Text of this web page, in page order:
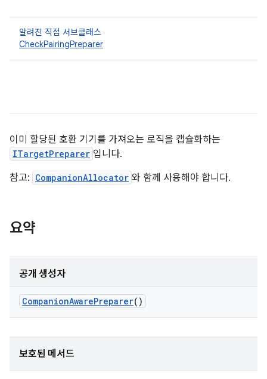
알려진 직접 서브클래스
CheckPairingPreparer
이미 할당된 호환 기기를 가져오는 로직을 캡슐화하는
ITargetPreparer 입니다.
참고: CompanionAllocator 와 함께 사용해야 합니다.
요약
공개 생성자
CompanionAwarePreparer()
보호된 메서드